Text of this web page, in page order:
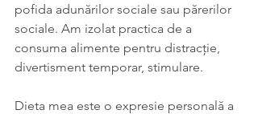
pofida adunărilor sociale sau părerilor
sociale. Am izolat practica de a
consuma alimente pentru distracție,
divertisment temporar, stimulare.
Dieta mea este o expresie personală a